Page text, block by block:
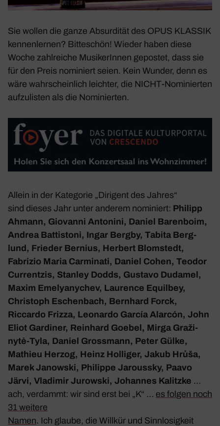
Sie wollen die ganze Absur­dität des OPUS KLASSIK
kennen­lernen? Bitte­schön! Wieder haben diese
Woche zahl­reiche Musi­ke­rInnen gepostet, dass sie
für den Preis nomi­niert seien. Kein Wunder, denn es
wäre wahr­schein­lich leichter, die NICHT-Nomi­nierten
aufzu­listen als die Nomi­nierten.
Allein in der Kate­gorie „Diri­gent des Jahres“
sind dieses Jahr unter anderem nomi­niert: Philipp
Ahmann, Giovanni Anto­nini, Daniel Baren­boim,
Andrea Battis­toni, Ingar Bergby, Tabita Berg­
lund, Frieder Bernius, Herbert Blom­stedt,
Fabrizio Maria Carmi­nati, Daniel Cohen, Teodor
Curr­entzis, Stanley Dodds, Gustavo Dudamel,
Maxim Emely­any­chev, Laurence Equilbey,
Chris­toph Eschen­bach, Bern­hard Forck,
Riccardo Frizza, Leonardo García Alarcón, John
Eliot Gardiner, Rein­hard Goebel, Mirga Graži­
nytė-Tyla, Daniel Gross­mann, Peter Gülke,
Mathieu Herzog, Heinz Holliger, Jakub Hrůša,
Marek Janowski, Phil­ippe Jaroussky, Paavo
Järvi, Vladimir Jurowski, Johannes Kalitzke …
ach, verdammt: wir sind erst bei „K“ … es folgen noch
31 weitere
Namen. Ich glaube, die Willkür und Sinn­lo­sig­keit